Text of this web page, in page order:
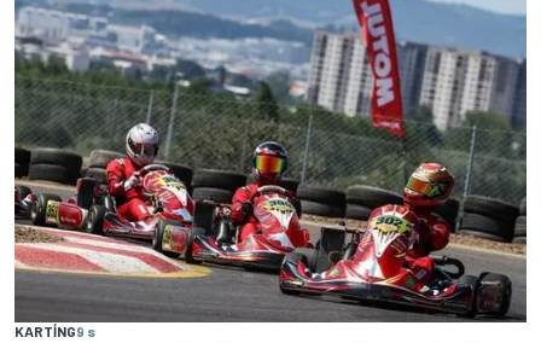
KARTING9 s